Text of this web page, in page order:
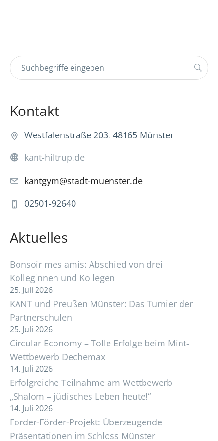
Kontakt
Westfalenstraße 203, 48165 Münster
kant-hiltrup.de
kantgym@stadt-muenster.de
02501-92640
Aktuelles
Bonsoir mes amis: Abschied von drei
Kolleginnen und Kollegen
25. Juli 2026
KANT und Preußen Münster: Das Turnier der
Partnerschulen
25. Juli 2026
Circular Economy – Tolle Erfolge beim Mint-
Wettbewerb Dechemax
14. Juli 2026
Erfolgreiche Teilnahme am Wettbewerb
„Shalom – jüdisches Leben heute!“
14. Juli 2026
Forder-Förder-Projekt: Überzeugende
Präsentationen im Schloss Münster